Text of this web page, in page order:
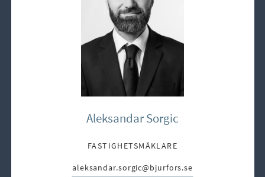
Aleksandar Sorgic
FASTIGHETSMÄKLARE
E-post:
aleksandar.sorgic@bjurfors.se